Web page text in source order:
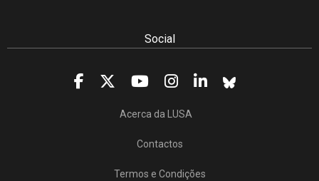
Social
Acerca da LUSA
Contactos
Termos e Condições